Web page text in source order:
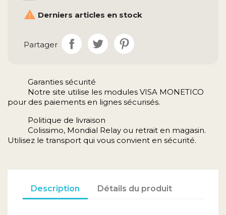
 Derniers articles en stock
Partager
Garanties sécurité
Notre site utilise les modules VISA MONETICO
pour des paiements en lignes sécurisés.
Politique de livraison
Colissimo, Mondial Relay ou retrait en magasin.
Utilisez le transport qui vous convient en sécurité.
Description Détails du produit